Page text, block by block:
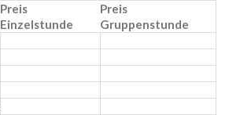
Preis
Einzelstunde
Preis
Gruppenstunde